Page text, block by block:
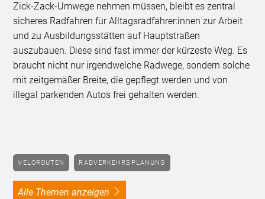
Zick-Zack-Umwege nehmen müssen, bleibt es zentral
sicheres Radfahren für Alltagsradfahrer:innen zur Arbeit
und zu Ausbildungsstätten auf Hauptstraßen
auszubauen. Diese sind fast immer der kürzeste Weg. Es
braucht nicht nur irgendwelche Radwege, sondern solche
mit zeitgemäßer Breite, die gepflegt werden und von
illegal parkenden Autos frei gehalten werden.
VELOROUTEN RADVERKEHRSPLANUNG
alle Themen anzeigen